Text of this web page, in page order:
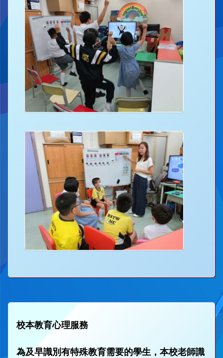
校本教育心理服務
為及早識別有特殊教育需要的學生，本校老師識